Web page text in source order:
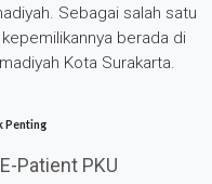
Sebagai salah satu
berada di
Kota Surakarta.
Penting
E-Patient PKU